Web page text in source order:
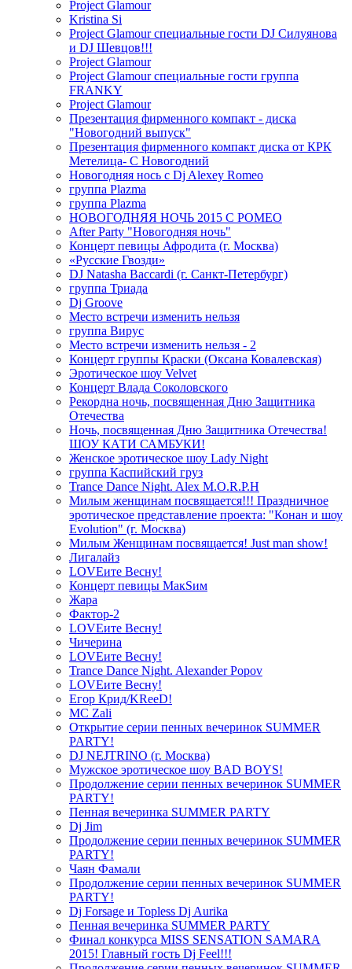
Project Glamour
Kristina Si
Project Glamour специальные гости DJ Силуянова
и DJ Шевцов!!!
Project Glamour
Project Glamour специальные гости группа
FRANKY
Project Glamour
Презентация фирменного компакт - диска
"Новогодний выпуск"
Презентация фирменного компакт диска от КРК
Метелица- С Новогодний
Новогодняя нось с Dj Alexey Romeo
группа Plazma
группа Plazma
НОВОГОДНЯЯ НОЧЬ 2015 C РОМЕО
After Party "Новогодняя ночь"
Концерт певицы Афродита (г. Москва)
«Русские Гвозди»
DJ Natasha Baccardi (г. Санкт-Петербург)
группа Триада
Dj Groove
Место встречи изменить нельзя
группа Вирус
Место встречи изменить нельзя - 2
Концерт группы Краски (Оксана Ковалевская)
Эротическое шоу Velvet
Концерт Влада Соколовского
Рекордна ночь, посвященная Дню Защитника
Отечества
Ночь, посвященная Дню Защитника Отечества!
ШОУ КАТИ САМБУКИ!
Женское эротическое шоу Lady Night
группа Каспийский груз
Trance Dance Night. Alex M.O.R.P.H
Милым женщинам посвящается!!! Праздничное
эротическое представление проекта: "Конан и шоу
Evolution" (г. Москва)
Милым Женщинам посвящается! Just man show!
Лигалайз
LOVEите Весну!
Концерт певицы МакSим
Жара
Фактор-2
LOVEите Весну!
Чичерина
LOVEите Весну!
Trance Dance Night. Alexander Popov
LOVEите Весну!
Егор Крид/KReeD!
MC Zali
Открытие серии пенных вечеринок SUMMER
PARTY!
DJ NEJTRINO (г. Москва)
Мужское эротическое шоу BAD BOYS!
Продолжение серии пенных вечеринок SUMMER
PARTY!
Пенная вечеринка SUMMER PARTY
Dj Jim
Продолжение серии пенных вечеринок SUMMER
PARTY!
Чаян Фамали
Продолжение серии пенных вечеринок SUMMER
PARTY!
Dj Forsage и Topless Dj Aurika
Пенная вечеринка SUMMER PARTY
Финал конкурса MISS SENSATION SAMARA
2015! Главный гость Dj Feel!!!